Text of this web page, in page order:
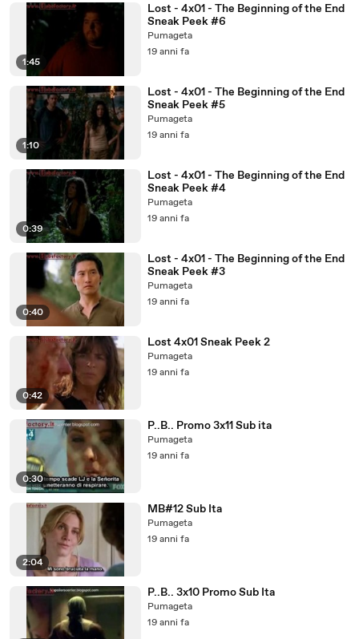
1:45
Lost - 4x01 - The Beginning of the End
Sneak Peek #6
Pumageta
19 anni fa
1:10
Lost - 4x01 - The Beginning of the End
Sneak Peek #5
Pumageta
19 anni fa
0:39
Lost - 4x01 - The Beginning of the End
Sneak Peek #4
Pumageta
19 anni fa
0:40
Lost - 4x01 - The Beginning of the End
Sneak Peek #3
Pumageta
19 anni fa
0:42
Lost 4x01 Sneak Peek 2
Pumageta
19 anni fa
0:30
P..B.. Promo 3x11 Sub ita
Pumageta
19 anni fa
2:04
MB#12 Sub Ita
Pumageta
19 anni fa
P..B.. 3x10 Promo Sub Ita
Pumageta
19 anni fa